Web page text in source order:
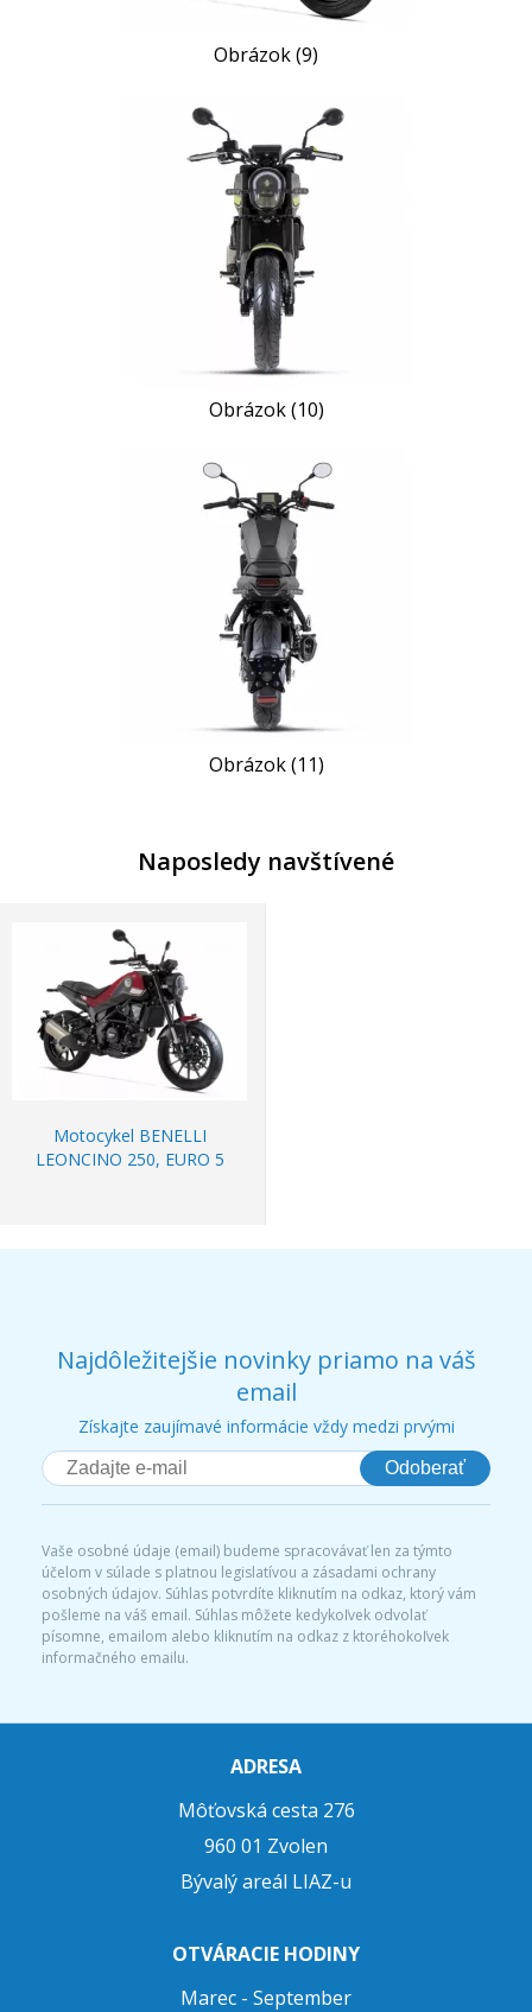
Obrázok (9)
Obrázok (10)
Obrázok (11)
Naposledy navštívené
Motocykel BENELLI
LEONCINO 250, EURO 5
Najdôležitejšie novinky priamo na váš
email
Získajte zaujímavé informácie vždy medzi prvými
Odoberať
Vaše osobné údaje (email) budeme spracovávať len za týmto
účelom v súlade s platnou legislatívou a zásadami ochrany
osobných údajov. Súhlas potvrdíte kliknutím na odkaz, ktorý vám
pošleme na váš email. Súhlas môžete kedykoľvek odvolať
písomne, emailom alebo kliknutím na odkaz z ktoréhokoľvek
informačného emailu.
ADRESA
Môťovská cesta 276
960 01 Zvolen
Bývalý areál LIAZ-u
OTVÁRACIE HODINY
Marec - September